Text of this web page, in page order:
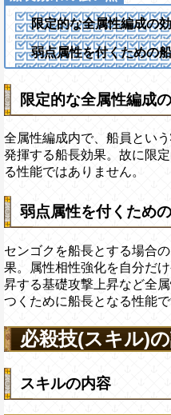
限定的な全属性編成の
弱点属性を付くための
限定的な全属性編成
全属性編成内で、船員とい
発揮する船長効果。故に限
る性能ではありません。
弱点属性を付くため
センゴクを船長とする場合
果。属性相性強化を自分だ
昇する基礎攻撃上昇など全
つくために船長となる性能で
必殺技(スキル)
スキルの内容